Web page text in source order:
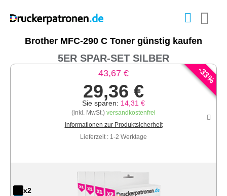
Brother MFC-290 C Toner günstig kaufen
5ER SPAR-SET SILBER
-
33
%
43,67 €
29,36 €
Sie sparen: 14,31 €
(inkl. MwSt.) versandkostenfrei
Informationen zur Produktsicherheit
Lieferzeit : 1-2 Werktage
x2